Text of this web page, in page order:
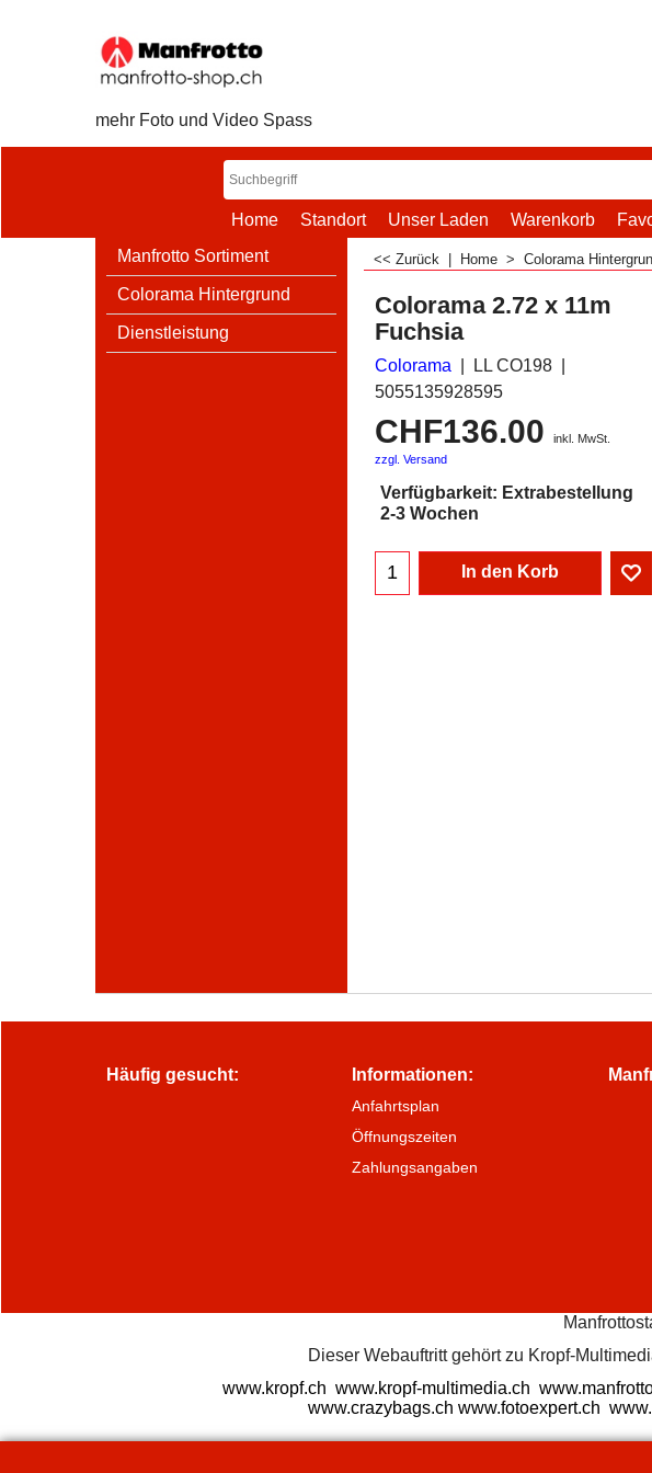
mehr Foto und Video Spass
Home Standort Unser Laden Warenkorb
Manfrotto Sortiment
Colorama Hintergrund
Dienstleistung
<< Zurück Home > Colorama
Colorama 2.72 x 11m
Fuchsia
Colorama
LL CO198
5055135928595
CHF136.00
inkl. MwSt.
zzgl. Versand
Verfügbarkeit: Extrabestellung
2-3 Wochen
In den Korb
Häufig gesucht: Informationen:
Anfahrtsplan
Öffnungszeiten
Zahlungsangaben
Dieser Webauftritt gehört zu Kropf-
www.kropf.ch www.kropf-multimedia.ch
www.crazybags.ch www.fotoexpert.ch